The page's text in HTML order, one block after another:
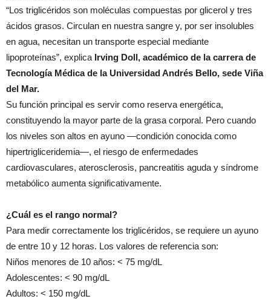
“Los triglicéridos son moléculas compuestas por glicerol y tres
ácidos grasos. Circulan en nuestra sangre y, por ser insolubles
en agua, necesitan un transporte especial mediante
lipoproteínas”, explica Irving Doll, académico de la carrera de
Tecnología Médica de la Universidad Andrés Bello, sede Viña
del Mar.
Su función principal es servir como reserva energética,
constituyendo la mayor parte de la grasa corporal. Pero cuando
los niveles son altos en ayuno —condición conocida como
hipertrigliceridemia—, el riesgo de enfermedades
cardiovasculares, aterosclerosis, pancreatitis aguda y síndrome
metabólico aumenta significativamente.
¿Cuál es el rango normal?
Para medir correctamente los triglicéridos, se requiere un ayuno
de entre 10 y 12 horas. Los valores de referencia son:
Niños menores de 10 años: < 75 mg/dL
Adolescentes: < 90 mg/dL
Adultos: < 150 mg/dL